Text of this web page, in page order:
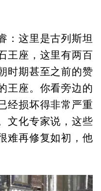
：这里是古列斯坦
王座，这里有两百
时期甚至之前的赞
王座。你看旁边的
经损坏得非常严重
文化专家说，这些
难再修复如初，他